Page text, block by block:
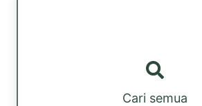
Cari semua